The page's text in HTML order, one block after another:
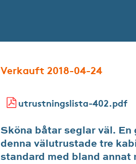
Verkauft 2018-04-24
utrustningslista-402.pdf
Sköna båtar seglar väl.
denna välutrustade tre
standard med bland annat